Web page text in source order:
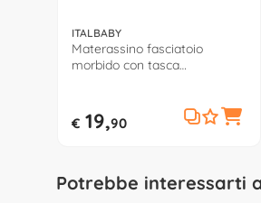
ITALBABY
Materassino fasciatoio
morbido con tasca
€ 19,90
Potrebbe interessarti